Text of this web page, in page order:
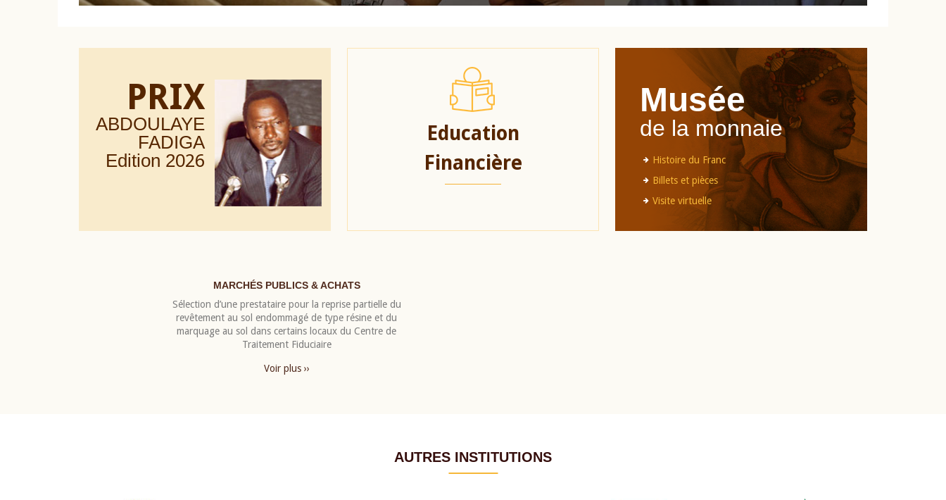
PRIX
ABDOULAYE
FADIGA
Edition 2026
Education
Financière
Musée
de la monnaie
Histoire du Franc
Billets et pièces
Visite virtuelle
MARCHÉS PUBLICS & ACHATS
Sélection d’une prestataire pour la reprise partielle du
revêtement au sol endommagé de type résine et du
marquage au sol dans certains locaux du Centre de
Traitement Fiduciaire
Voir plus ››
AUTRES INSTITUTIONS